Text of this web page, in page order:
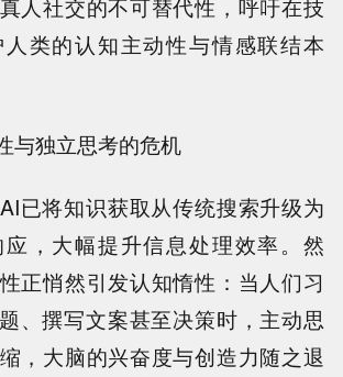
人社交的不可替代性，呼吁在技
类的认知主动性与情感联结本
与独立思考的危机
已将知识获取从传统搜索升级为
，大幅提升信息处理效率。然
正悄然引发认知惰性：当人们习
、撰写文案甚至决策时，主动思
，大脑的兴奋度与创造力随之退